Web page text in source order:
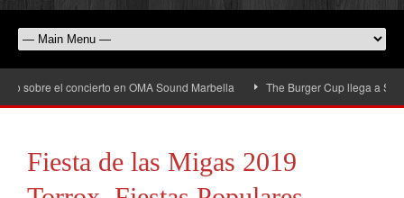
el concierto en OMA Sound Marbella The Burger Cup llega a San Pedro
Fiesta de las Migas 2019